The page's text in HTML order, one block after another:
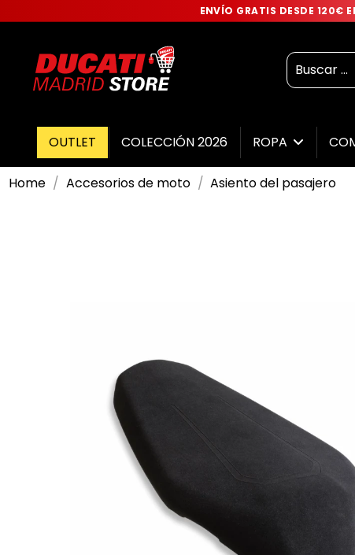
ENVÍO GRATIS DESDE 120€
OUTLET COLECCIÓN 2026 ROPA
Home Accesorios de moto Asiento del pasajero